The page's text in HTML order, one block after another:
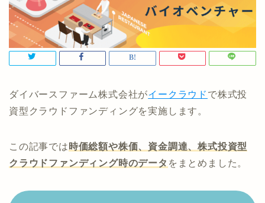
ダイバースファーム株式会社がイークラウド で株式投
資型クラウドファンディングを実施します。
この記事では 時価総額や株価、資金調達、株式投資型
クラウドファンディング時のデータ をまとめました。